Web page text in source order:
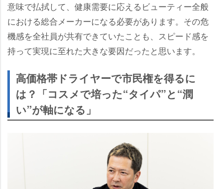
意味で払拭して、健康需要に応えるビューティー全般
における総合メーカーになる必要があります。その危
機感を全社員が共有できていたことも、スピード感を
持って実現に至れた大きな要因だったと思います。
高価格帯ドライヤーで市民権を得るに
は？「コスメで培った“タイパ”と“潤
い”が軸になる」